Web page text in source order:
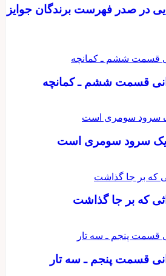
در صدر فهرست برندگان جوایز
قسمت ششم ـ کمانچه
یک سرود سومری است
که بر جا گذاشت
قسمت پنجم ـ سه تار